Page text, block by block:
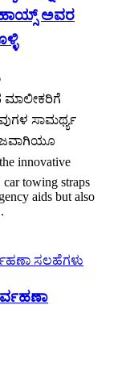
ಅವರ
ಮಾಲೀಕರಿಗೆ
ಸಾಮರ್ಥ್ಯ
innovative
towing straps
aids but also